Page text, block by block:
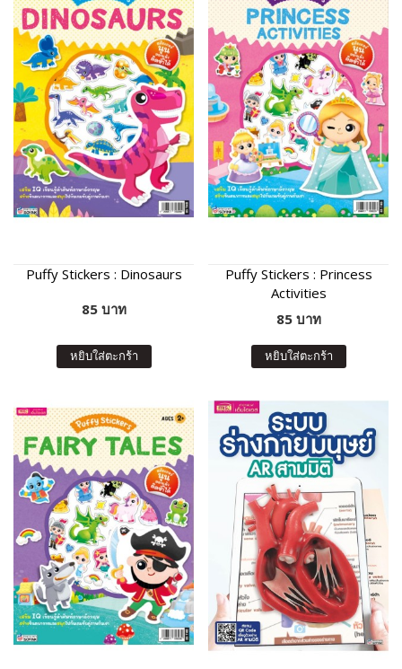
Puffy Stickers : Dinosaurs
85 บาท
หยิบใส่ตะกร้า
Puffy Stickers : Princess
Activities
85 บาท
หยิบใส่ตะกร้า